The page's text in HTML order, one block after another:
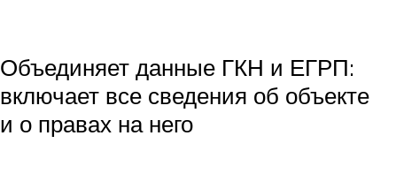
Объединяет данные ГКН и ЕГРП:
включает все сведения об объекте
и о правах на него